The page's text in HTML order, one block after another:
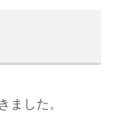
ました。